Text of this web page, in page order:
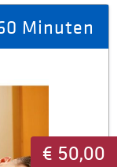
Minuten
€ 50,00